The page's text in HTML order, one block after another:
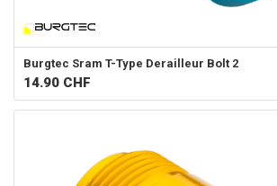
Burgtec Sram T-Type Derailleur Bolt 2
14.90 CHF